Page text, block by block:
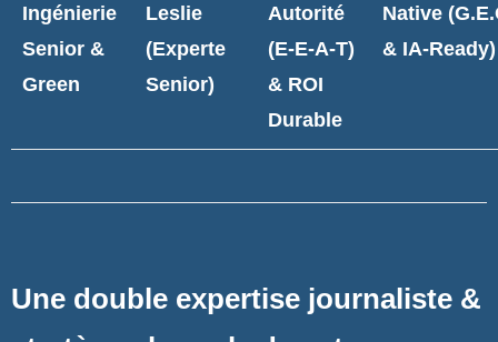
Ingénierie
Senior &
Green
Leslie
(Experte
Senior)
Autorité
(E-E-A-T)
& ROI
Durable
Native
& IA-Ready)
Une double expertise journaliste &